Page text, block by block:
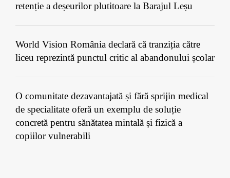
retenție a deșeurilor plutitoare la Barajul Leșu
World Vision România declară că tranziția către
liceu reprezintă punctul critic al abandonului școlar
O comunitate dezavantajată și fără sprijin medical
de specialitate oferă un exemplu de soluție
concretă pentru sănătatea mintală și fizică a
copiilor vulnerabili